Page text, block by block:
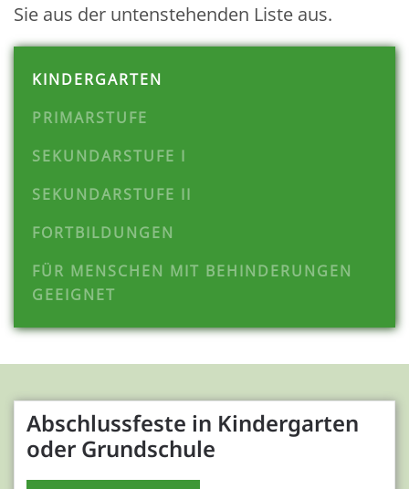
Sie aus der untenstehenden Liste aus.
KINDERGARTEN
PRIMARSTUFE
SEKUNDARSTUFE I
SEKUNDARSTUFE II
FORTBILDUNGEN
FÜR MENSCHEN MIT BEHINDERUNGEN
GEEIGNET
Abschlussfeste in Kindergarten
oder Grundschule